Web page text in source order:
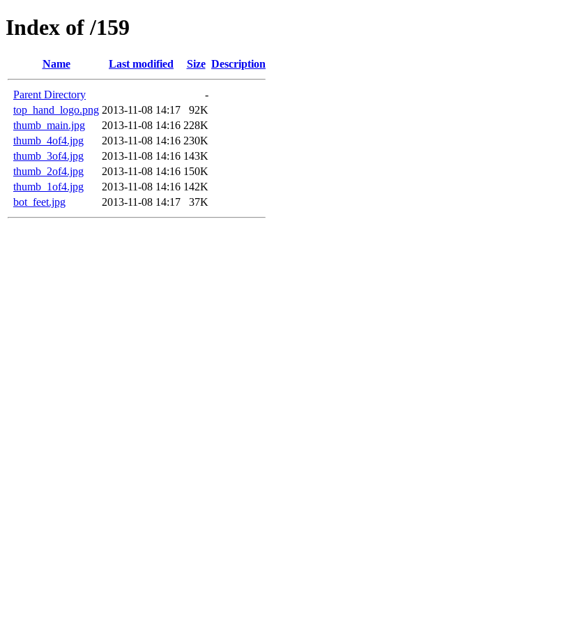
Index of /159
Name Last modified Size Description
Parent Directory
-
top_hand_logo.png 2013-11-08 14:17
92K
thumb_main.jpg
2013-11-08 14:16 228K
thumb_4of4.jpg
2013-11-08 14:16 230K
thumb_3of4.jpg
2013-11-08 14:16 143K
thumb_2of4.jpg
2013-11-08 14:16 150K
thumb_1of4.jpg
2013-11-08 14:16 142K
bot_feet.jpg
2013-11-08 14:17 37K